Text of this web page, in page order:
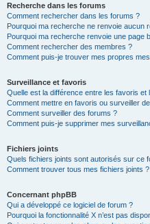
Recherche dans les forums
Comment rechercher dans les forums ?
Pourquoi ma recherche ne renvoie aucun
Pourquoi ma recherche renvoie une page
Comment rechercher des membres ?
Comment puis-je trouver mes propres
Surveillance et favoris
Quelle est la différence entre les favoris et
Comment mettre en favoris ou surveiller
Comment surveiller des forums ?
Comment puis-je supprimer mes
Fichiers joints
Quels fichiers joints sont autorisés sur ce
Comment trouver tous mes fichiers joints ?
Concernant phpBB
Qui a développé ce logiciel de forum ?
Pourquoi la fonctionnalité X n’est pas